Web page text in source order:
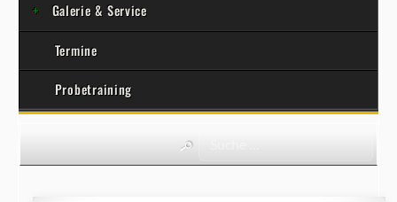
Galerie & Service
Termine
Probetraining